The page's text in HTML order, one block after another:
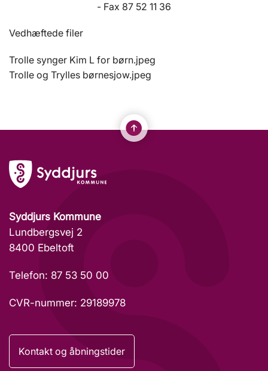
- Fax 87 52 11 36
Vedhæftede filer
Trolle synger Kim L for børn.jpeg
Trolle og Trylles børnesjow.jpeg
Syddjurs Kommune
Lundbergsvej 2
8400 Ebeltoft
Telefon: 87 53 50 00
CVR-nummer: 29189978
Kontakt og åbningstider